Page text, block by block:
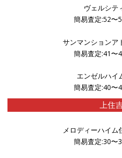
ヴェルシテ
簡易査定:52〜
サンマンションア
簡易査定:41〜
エンゼルハイ
簡易査定:40〜
上住
メロディーハイム
簡易査定:30〜